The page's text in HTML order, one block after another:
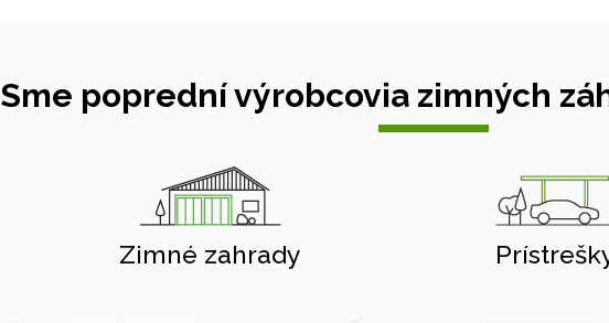
Sme poprední výrobcovia zimných
Zimné zahrady